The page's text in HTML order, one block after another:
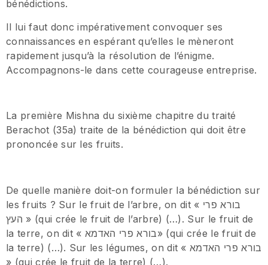
bénédictions.
Il lui faut donc impérativement convoquer ses
connaissances en espérant qu’elles le mèneront
rapidement jusqu’à la résolution de l’énigme.
Accompagnons-le dans cette courageuse entreprise.
La première Mishna du sixième chapitre du traité
Berachot (35a) traite de la bénédiction qui doit être
prononcée sur les fruits.
De quelle manière doit-on formuler la bénédiction sur
les fruits ? Sur le fruit de l’arbre, on dit « בורא פרי
העץ » (qui crée le fruit de l’arbre) (…). Sur le fruit de
la terre, on dit « בורא פרי האדמא» (qui crée le fruit de
la terre) (…). Sur les légumes, on dit « בורא פרי האדמא
» (qui crée le fruit de la terre) (…).